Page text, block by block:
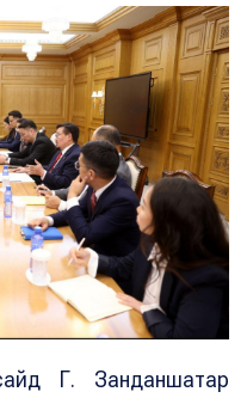
Г. Занданшатар